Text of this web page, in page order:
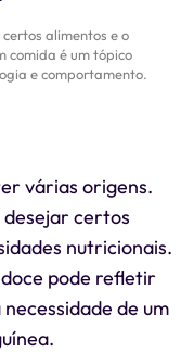
alimentos e o
comida é um tópico
e comportamento.
várias origens.
certos
nutricionais.
pode refletir
de um